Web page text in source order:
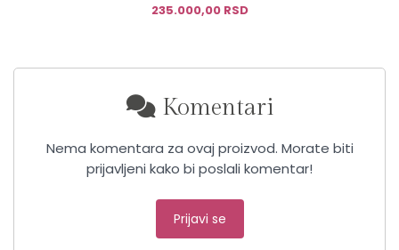
235.000,00 RSD
Komentari
Nema komentara za ovaj proizvod. Morate biti
prijavljeni kako bi poslali komentar!
Prijavi se